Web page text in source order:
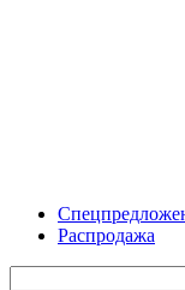
Распродажа